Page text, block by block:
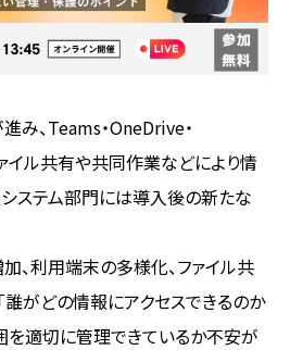
、Teams・OneDrive・
ル共有や共同作業などにより情
ステム部門には導入後の新たな
、利用端末の多様化、ファイル共
誰がどの情報にアクセスできるのか
を適切に管理できているか不安が